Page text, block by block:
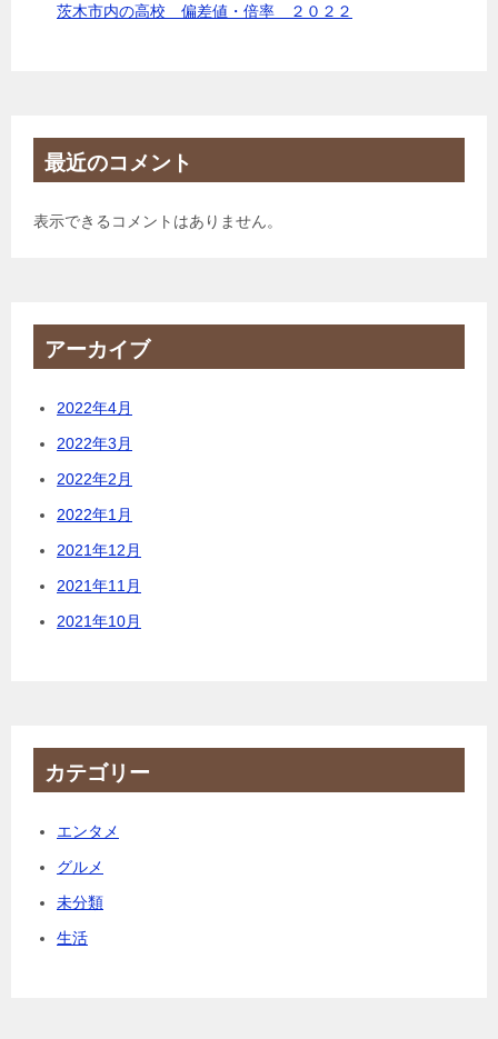
茨木市内の高校 偏差値・倍率 ２０２２
最近のコメント
表示できるコメントはありません。
アーカイブ
2022年4月
2022年3月
2022年2月
2022年1月
2021年12月
2021年11月
2021年10月
カテゴリー
エンタメ
グルメ
未分類
生活